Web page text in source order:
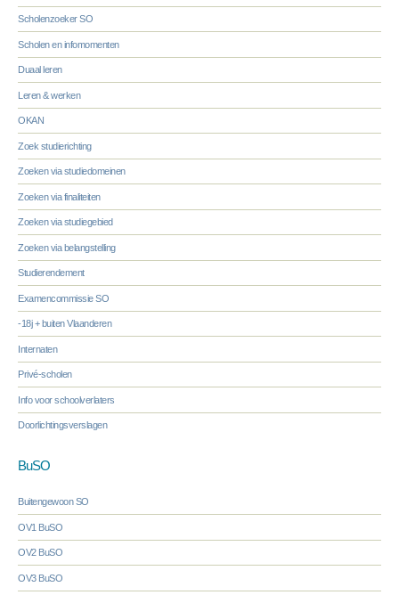
Scholenzoeker SO
Scholen en infomomenten
Duaal leren
Leren & werken
OKAN
Zoek studierichting
Zoeken via studiedomeinen
Zoeken via finaliteiten
Zoeken via studiegebied
Zoeken via belangstelling
Studierendement
Examencommissie SO
-18j + buiten Vlaanderen
Internaten
Privé-scholen
Info voor schoolverlaters
Doorlichtingsverslagen
BuSO
Buitengewoon SO
OV1 BuSO
OV2 BuSO
OV3 BuSO